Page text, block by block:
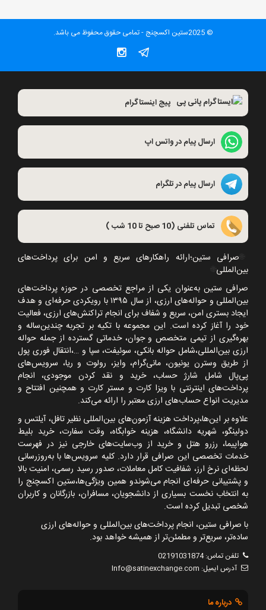
© 2025ستین اکسچنج - تمامی حقوق محفوظ می باشد.
پیج اینستاگرام
ارسال پیام در واتس اپ
ارسال پیام در تلگرام
تماس تلفنی (10 صبح تا 10 شب )
صرافی ستین؛ارائه راهکارهای سریع و امن برای پرداخت‌های
بین‌المللی
صرافی ستین به‌عنوان یکی از مراجع تخصصی در حوزه پرداخت‌های
بین‌المللی و حواله‌های ارزی، از سال ۱۳۹۵با رویکردی حرفه‌ای و هدف
ایجاد بستری امن، سریع و شفاف برای انجام تراکنش‌های ارزی، فعالیت
خود را آغاز کرده است. این مجموعه با تکیه بر تجربه چندین‌ساله و
بهره‌گیری از تیمی متخصص و جوان، خدماتی گسترده از جمله حواله
ارزی بین‌المللی،شامل حواله بانکی، سوئیفت، سپا و …،انتقال فوری پول
از طریق وسترن یونیون، مانی‌گرام، وایز، رولوت و ریا، سرویس‌های
پی‌پال شامل شارژ حساب، خرید و نقد کردن موجودی، انجام
پرداخت‌های اینترنتی با ویزا کارت و مستر کارت و همچنین افتتاح و
مدیریت انواع حساب‌های ارزی معتبر را ارائه می‌کند.
علاوه بر این‌ها،پرداخت هزینه آزمون‌های بین‌المللی نظیر تافل، آیلتس و
دولینگو، شهریه دانشگاه، هزینه خوابگاه، وقت سفارت، خرید بلیط
هواپیما، رزرو هتل و خرید از وب‌سایت‌های خارجی نیز در فهرست
خدمات تخصصی این صرافی قرار دارد. کلیه سرویس‌ها با به‌روزرسانی
لحظه‌ای نرخ ارز، شفافیت کامل معاملات، صدور رسید رسمی، امنیت بالا
و پشتیبانی حرفه‌ای انجام می‌شوندو همین ویژگی‌ها،ستین اکسچنج را
به انتخاب نخست بسیاری از دانشجویان، مسافران، بازرگانان و کاربران
شخصی تبدیل کرده است.
با صرافی ستین، انجام پرداخت‌های بین‌المللی و حواله‌های ارزی
ساده‌تر، سریع‌تر و مطمئن‌تر از همیشه خواهد بود.
تلفن تماس:02191031874
آدرس ایمیل: Info@satinexchange.com
درباره ما